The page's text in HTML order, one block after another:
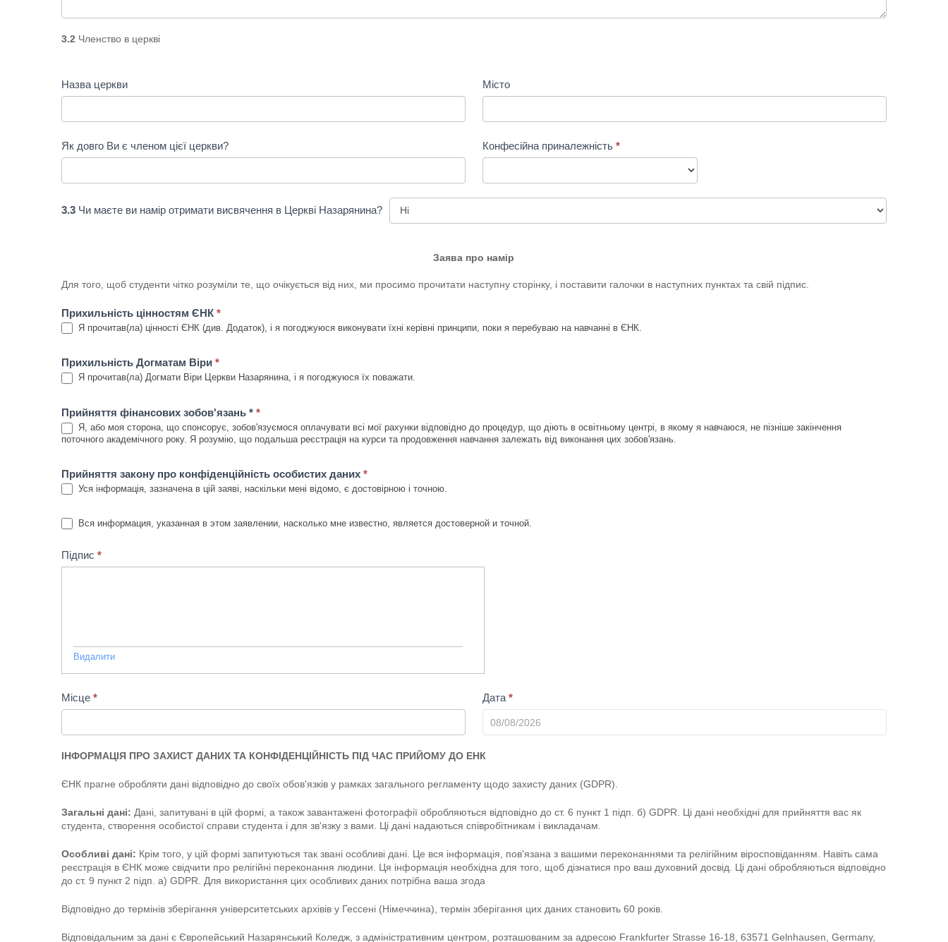
3.2 Членство в церкві
Назва церкви Місто
Як довго Ви є членом цієї церкви? Конфесійна приналежність *
приналежність
3.3 Чи маєте ви намір отримати висвячення в Церкві Назарянина?
Заява про намір
Для того, щоб студенти чітко розуміли те, що очікується від них, ми просимо прочитати наступну сторінку, і поставити галочки в наступних пунктах та свій підпис.
Прихильність цінностям ЄНК *
Я прочитав(ла) цінності ЄНК (див. Додаток), і я погоджуюся виконувати їхні керівні принципи, поки я перебуваю на навчанні в ЄНК.
Прихильність Догматам Віри *
Я прочитав(ла) Догмати Віри Церкви Назарянина, і я погоджуюся їх поважати.
Прийняття фінансових зобов'язань * *
Я, або моя сторона, що спонсорує, зобов'язуємося оплачувати всі мої рахунки відповідно до процедур, що діють в освітньому центрі, в якому я навчаюся, не пізніше закінчення
поточного академічного року. Я розумію, що подальша реєстрація на курси та продовження навчання залежать від виконання цих зобов'язань.
Прийняття закону про конфіденційність особистих даних *
Уся інформація, зазначена в цій заяві, наскільки мені відомо, є достовірною і точною.
Вся информация, указанная в этом заявлении, насколько мне известно, является достоверной и точной.
Підпис *
Видалити
Місце * Дата *
ІНФОРМАЦІЯ ПРО ЗАХИСТ ДАНИХ ТА КОНФІДЕНЦІЙНІСТЬ ПІД ЧАС ПРИЙОМУ ДО ЕНК
ЄНК прагне обробляти дані відповідно до своїх обов'язків у рамках загального регламенту щодо захисту даних (GDPR).
Загальні дані: Дані, запитувані в цій формі, а також завантажені фотографії обробляються відповідно до ст. 6 пункт 1 підп. б) GDPR. Ці дані необхідні для прийняття вас як
студента, створення особистої справи студента і для зв'язку з вами. Ці дані надаються співробітникам і викладачам.
Особливі дані: Крім того, у цій формі запитуються так звані особливі дані. Це вся інформація, пов'язана з вашими переконаннями та релігійним віросповіданням. Навіть сама
реєстрація в ЄНК може свідчити про релігійні переконання людини. Ця інформація необхідна для того, щоб дізнатися про ваш духовний досвід. Ці дані обробляються відповідно
до ст. 9 пункт 2 підп. а) GDPR. Для використання цих особливих даних потрібна ваша згода
Відповідно до термінів зберігання університетських архівів у Гессені (Німеччина), термін зберігання цих даних становить 60 років.
Відповідальним за дані є Європейський Назарянський Коледж, з адміністративним центром, розташованим за адресою Frankfurter Strasse 16-18, 63571 Gelnhausen, Germany,